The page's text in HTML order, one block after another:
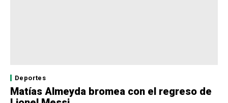
Deportes
Matías Almeyda bromea con el regreso de